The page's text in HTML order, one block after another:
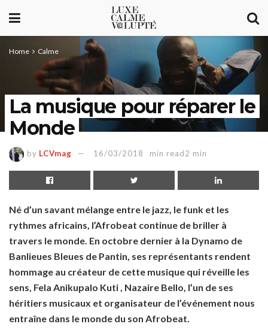
Home Calme
La musique pour réparer le
Monde
by LCVmag 16/03/2018 min read2 min
Né d’un savant mélange entre le jazz, le funk et les
rythmes africains, l’Afrobeat continue de briller à
travers le monde. En octobre dernier à la Dynamo de
Banlieues Bleues de Pantin, ses représentants rendent
hommage au créateur de cette musique qui réveille les
sens, Fela Anikupalo Kuti , Nazaire Bello, l’un de ses
héritiers musicaux et organisateur de l’événement nous
entraîne dans le monde du son Afrobeat.